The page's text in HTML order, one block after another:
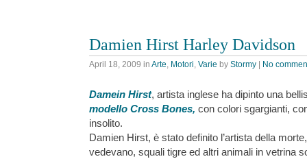
Damien Hirst Harley Davidson
April 18, 2009 in Arte, Motori, Varie by Stormy No
Damein Hirst, artista inglese ha dipinto una
modello Cross Bones, con colori sgargianti,
insolito.
Damien Hirst, è stato definito l’artista della
vedevano, squali tigre ed altri animali in vetrina